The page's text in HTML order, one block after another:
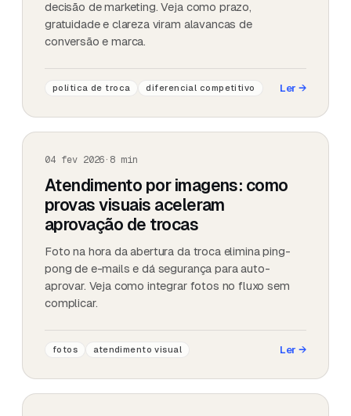
decisão de marketing. Veja como prazo,
gratuidade e clareza viram alavancas de
conversão e marca.
política de troca diferencial competitivo Ler→
04 fev 2026 · 8min
Atendimento por imagens: como
provas visuais aceleram
aprovação de trocas
Foto na hora da abertura da troca elimina ping-
pong de e-mails e dá segurança para auto-
aprovar. Veja como integrar fotos no fluxo sem
complicar.
fotos atendimento visual Ler→